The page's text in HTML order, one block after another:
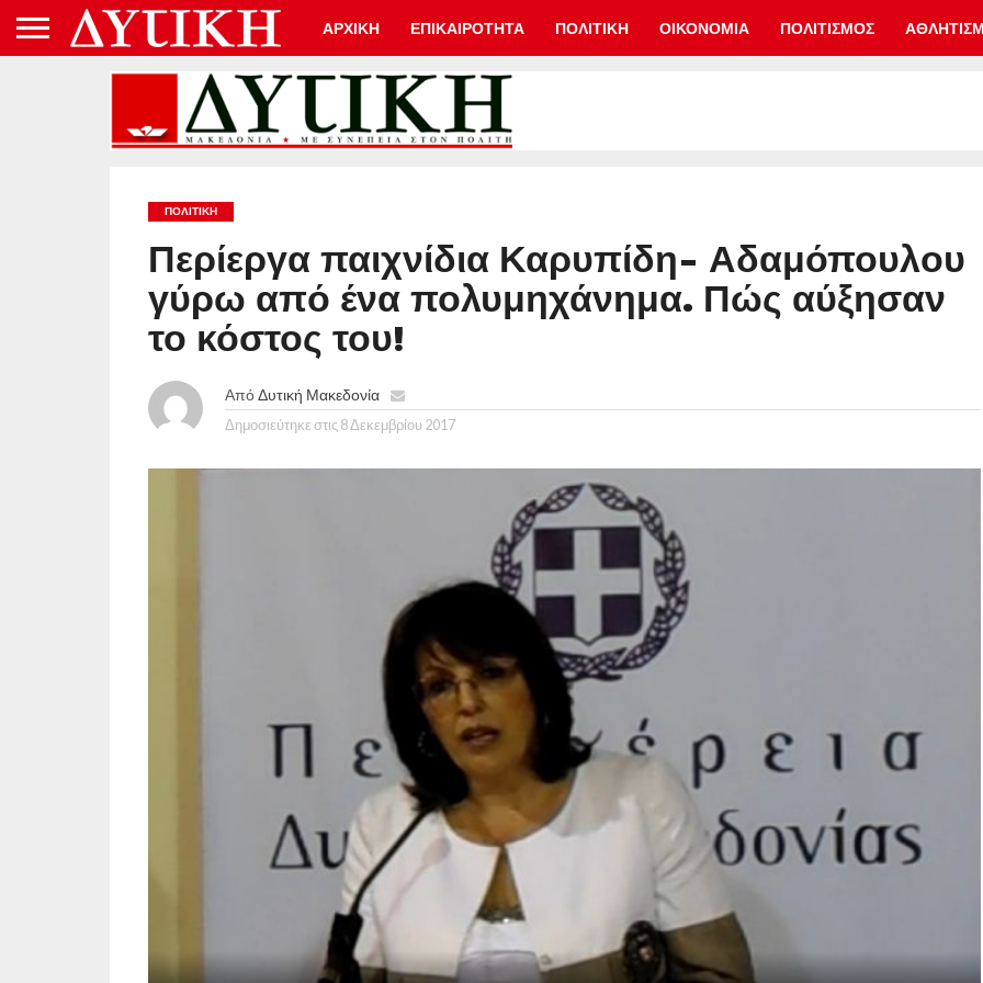
ΑΡΧΙΚΗ ΕΠΙΚΑΙΡΟΤΗΤΑ ΠΟΛΙΤΙΚΗ ΟΙΚΟΝΟΜΙΑ ΠΟΛΙΤΙΣΜΟΣ
ΠΟΛΙΤΙΚΉ
Περίεργα παιχνίδια Καρυπίδη- Αδαμόπουλου
γύρω από ένα πολυμηχάνημα. Πώς αύξησαν
το κόστος του!
ΑπόΔυτική Μακεδονία
Δημοσιεύτηκε στις 8 Δεκεμβρίου 2017